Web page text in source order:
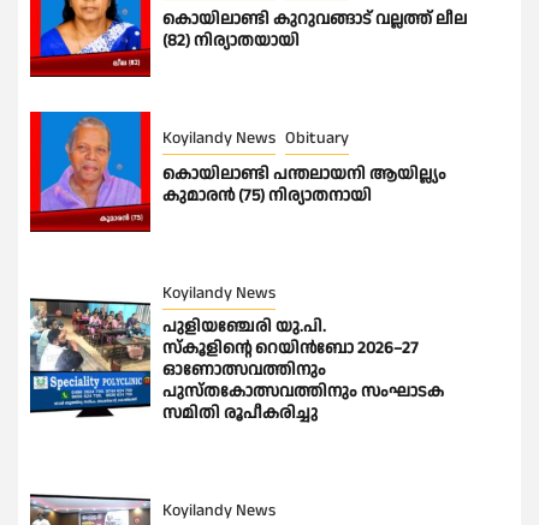
കൊയിലാണ്ടി കുറുവങ്ങാട് വല്ലത്ത് ലീല
(82) നിര്യാതയായി
Koyilandy News Obituary
കൊയിലാണ്ടി പന്തലായനി ആയില്ല്യം
കുമാരൻ (75) നിര്യാതനായി
Koyilandy News
പുളിയഞ്ചേരി യു.പി.
സ്‌കൂളിന്റെ റെയിൻബോ 2026–27
ഓണോത്സവത്തിനും
പുസ്തകോത്സവത്തിനും സംഘാടക
സമിതി രൂപീകരിച്ചു
Koyilandy News